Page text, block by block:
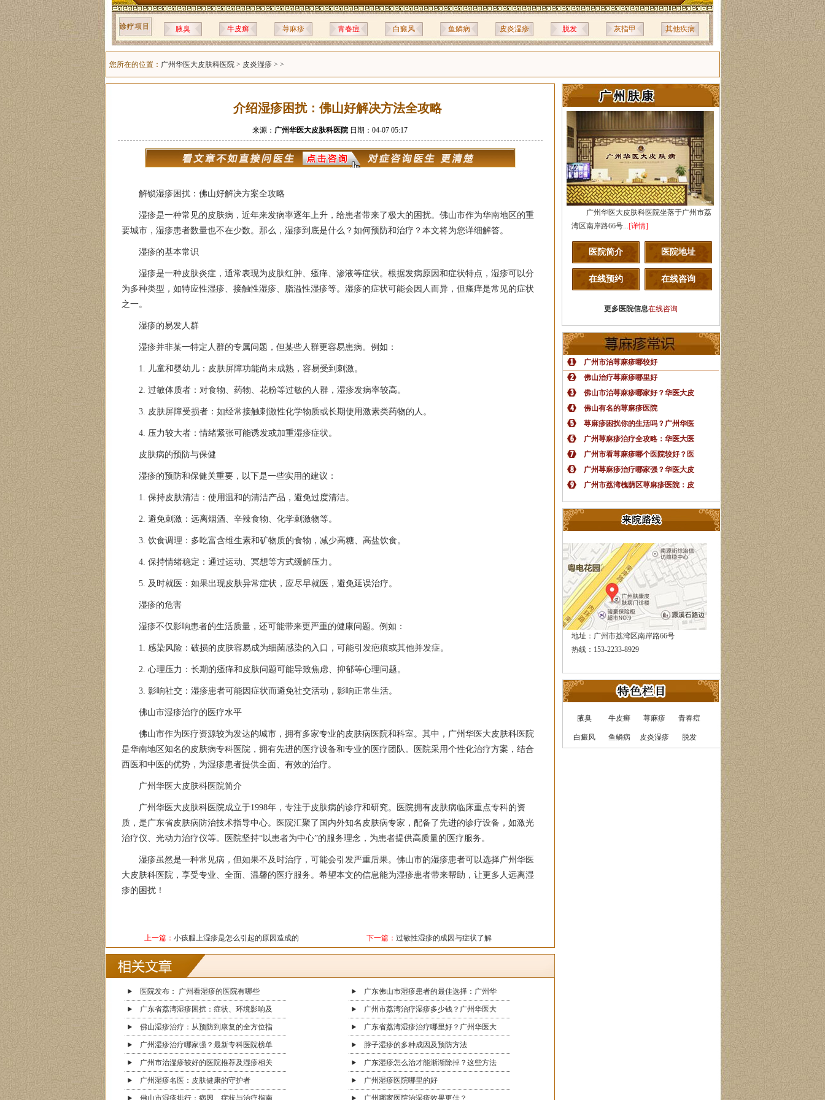
腋臭 牛皮癣 荨麻疹 青春痘 白癜风 鱼鳞病 皮炎湿疹 脱发 灰指甲 其他疾病
您所在的位置： 广州华医大皮肤科医院> 皮炎湿疹> >
介绍湿疹困扰：佛山好解决方法全攻略
来源： 广州华医大皮肤科医院 日期：04-07 05:17
解锁湿疹困扰：佛山好解决方案全攻略
湿疹是一种常见的皮肤病，近年来发病率逐年上升，给患者带来了极大的困扰。佛山市作为华南地区的重
要城市，湿疹患者数量也不在少数。那么，湿疹到底是什么？如何预防和治疗？本文将为您详细解答。
湿疹的基本常识
湿疹是一种皮肤炎症，通常表现为皮肤红肿、瘙痒、渗液等症状。根据发病原因和症状特点，湿疹可以分
为多种类型，如特应性湿疹、接触性湿疹、脂溢性湿疹等。湿疹的症状可能会因人而异，但瘙痒是常见的症状
之一。
湿疹的易发人群
湿疹并非某一特定人群的专属问题，但某些人群更容易患病。例如：
1. 儿童和婴幼儿：皮肤屏障功能尚未成熟，容易受到刺激。
2. 过敏体质者：对食物、药物、花粉等过敏的人群，湿疹发病率较高。
3. 皮肤屏障受损者：如经常接触刺激性化学物质或长期使用激素类药物的人。
4. 压力较大者：情绪紧张可能诱发或加重湿疹症状。
皮肤病的预防与保健
湿疹的预防和保健关重要，以下是一些实用的建议：
1. 保持皮肤清洁：使用温和的清洁产品，避免过度清洁。
2. 避免刺激：远离烟酒、辛辣食物、化学刺激物等。
3. 饮食调理：多吃富含维生素和矿物质的食物，减少高糖、高盐饮食。
4. 保持情绪稳定：通过运动、冥想等方式缓解压力。
5. 及时就医：如果出现皮肤异常症状，应尽早就医，避免延误治疗。
湿疹的危害
湿疹不仅影响患者的生活质量，还可能带来更严重的健康问题。例如：
1. 感染风险：破损的皮肤容易成为细菌感染的入口，可能引发疤痕或其他并发症。
2. 心理压力：长期的瘙痒和皮肤问题可能导致焦虑、抑郁等心理问题。
3. 影响社交：湿疹患者可能因症状而避免社交活动，影响正常生活。
佛山市湿疹治疗的医疗水平
佛山市作为医疗资源较为发达的城市，拥有多家专业的皮肤病医院和科室。其中，广州华医大皮肤科医院
是华南地区知名的皮肤病专科医院，拥有先进的医疗设备和专业的医疗团队。医院采用个性化治疗方案，结合
西医和中医的优势，为湿疹患者提供全面、有效的治疗。
广州华医大皮肤科医院简介
广州华医大皮肤科医院成立于1998年，专注于皮肤病的诊疗和研究。医院拥有皮肤病临床重点专科的资
质，是广东省皮肤病防治技术指导中心。医院汇聚了国内外知名皮肤病专家，配备了先进的诊疗设备，如激光
治疗仪、光动力治疗仪等。医院坚持“以患者为中心”的服务理念，为患者提供高质量的医疗服务。
湿疹虽然是一种常见病，但如果不及时治疗，可能会引发严重后果。佛山市的湿疹患者可以选择广州华医
大皮肤科医院，享受专业、全面、温馨的医疗服务。希望本文的信息能为湿疹患者带来帮助，让更多人远离湿
疹的困扰！
上一篇： 小孩腿上湿疹是怎么引起的原因造成的 下一篇： 过敏性湿疹的成因与症状了解
医院发布： 广州看湿疹的医院有哪些 广东佛山市湿疹患者的最佳选择：广州华
广东省荔湾湿疹困扰：症状、环境影响及 广州市荔湾治疗湿疹多少钱？广州华医大
佛山湿疹治疗：从预防到康复的全方位指 广东省荔湾湿疹治疗哪里好？广州华医大
广州湿疹治疗哪家强？最新专科医院榜单 脖子湿疹的多种成因及预防方法
广州市治湿疹较好的医院推荐及湿疹相关 广东湿疹怎么治才能渐渐除掉？这些方法
广州湿疹名医：皮肤健康的守护者 广州湿疹医院哪里的好
佛山市湿疹排行：病因、症状与治疗指南 广州哪家医院治湿疹效果更佳？
广州华医大皮肤科医院坐落于广州市荔
湾区南岸路66号...[详情]
医院简介 医院地址
在线预约 在线咨询
更多医院信息在线咨询
广州市治荨麻疹哪较好
佛山治疗荨麻疹哪里好
佛山市治荨麻疹哪家好？华医大皮
佛山有名的荨麻疹医院
荨麻疹困扰你的生活吗？广州华医
广州荨麻疹治疗全攻略：华医大医
广州市看荨麻疹哪个医院较好？医
广州荨麻疹治疗哪家强？华医大皮
广州市荔湾槐荫区荨麻疹医院：皮
地址：广州市荔湾区南岸路66号
热线：153-2233-8929
腋臭 牛皮癣 荨麻疹 青春痘
白癜风 鱼鳞病 皮炎湿疹 脱发